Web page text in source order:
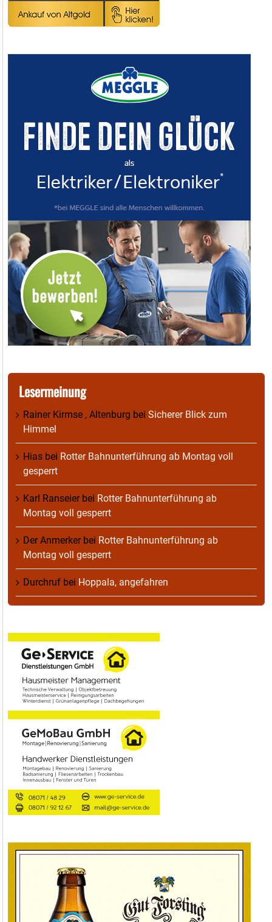
Lesermeinung
Rainer Kirmse , Altenburg bei Sicherer Blick zum
Himmel
Hias bei Rotter Bahnunterführung ab Montag voll
gesperrt
Karl Ranseierbei Rotter Bahnunterführung ab
Montag voll gesperrt
Der Anmerkerbei Rotter Bahnunterführung ab
Montag voll gesperrt
Durchruf bei Hoppala, angefahren